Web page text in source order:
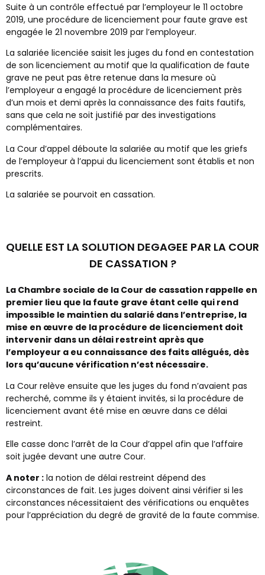
Suite à un contrôle effectué par l’employeur le 11 octobre
2019, une procédure de licenciement pour faute grave est
engagée le 21 novembre 2019 par l’employeur.
La salariée licenciée saisit les juges du fond en contestation
de son licenciement au motif que la qualification de faute
grave ne peut pas être retenue dans la mesure où
l’employeur a engagé la procédure de licenciement près
d’un mois et demi après la connaissance des faits fautifs,
sans que cela ne soit justifié par des investigations
complémentaires.
La Cour d’appel déboute la salariée au motif que les griefs
de l’employeur à l’appui du licenciement sont établis et non
prescrits.
La salariée se pourvoit en cassation.
QUELLE EST LA SOLUTION DEGAGEE PAR LA COUR
DE CASSATION ?
La Chambre sociale de la Cour de cassation rappelle en
premier lieu que la faute grave étant celle qui rend
impossible le maintien du salarié dans l’entreprise, la
mise en œuvre de la procédure de licenciement doit
intervenir dans un délai restreint après que
l’employeur a eu connaissance des faits allégués, dès
lors qu’aucune vérification n’est nécessaire.
La Cour relève ensuite que les juges du fond n’avaient pas
recherché, comme ils y étaient invités, si la procédure de
licenciement avant été mise en œuvre dans ce délai
restreint.
Elle casse donc l’arrêt de la Cour d’appel afin que l’affaire
soit jugée devant une autre Cour.
A noter : la notion de délai restreint dépend des
circonstances de fait. Les juges doivent ainsi vérifier si les
circonstances nécessitaient des vérifications ou enquêtes
pour l’appréciation du degré de gravité de la faute commise.